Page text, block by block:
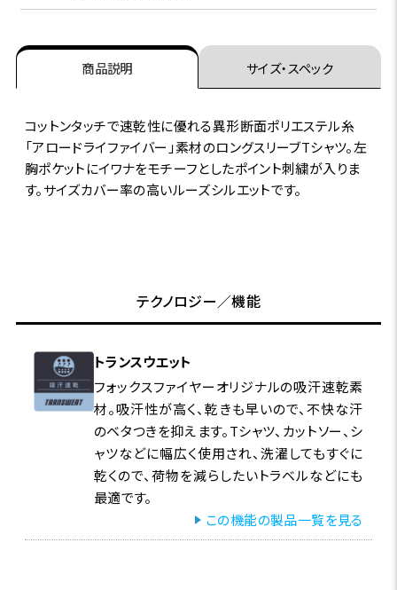
商品説明 サイズ・スペック
コットンタッチで速乾性に優れる異形断面ポリエステル糸
「アロードライファイバー」素材のロングスリーブTシャツ。左
胸ポケットにイワナをモチーフとしたポイント刺繍が入りま
す。サイズカバー率の高いルーズシルエットです。
テクノロジー／機能
トランスウエット
フォックスファイヤーオリジナルの吸汗速乾素
材。吸汗性が高く、乾きも早いので、不快な汗
のベタつきを抑えます。Tシャツ、カットソー、シ
ャツなどに幅広く使用され、洗濯してもすぐに
乾くので、荷物を減らしたいトラベルなどにも
最適です。
この機能の製品一覧を見る